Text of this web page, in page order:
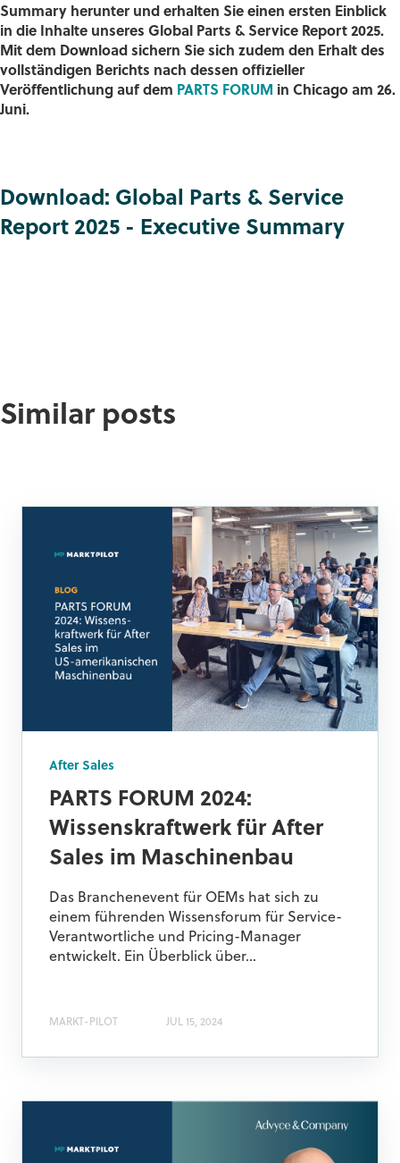
Summary herunter und erhalten Sie einen ersten Einblick
in die Inhalte unseres Global Parts & Service Report 2025.
Mit dem Download sichern Sie sich zudem den Erhalt des
vollständigen Berichts nach dessen offizieller
Veröffentlichung auf dem PARTS FORUM in Chicago am 26.
Juni.
Download: Global Parts & Service
Report 2025 - Executive Summary
Similar posts
After Sales
PARTS FORUM 2024:
Wissenskraftwerk für After
Sales im Maschinenbau
Das Branchenevent für OEMs hat sich zu
einem führenden Wissensforum für Service-
Verantwortliche und Pricing-Manager
entwickelt. Ein Überblick über...
MARKT-PILOT JUL 15, 2024